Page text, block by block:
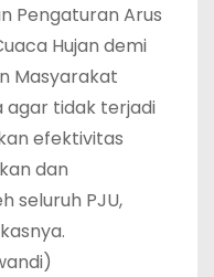
Pengaturan Arus
Hujan demi
Masyarakat
agar tidak terjadi
efektivitas
dan
seluruh PJU,